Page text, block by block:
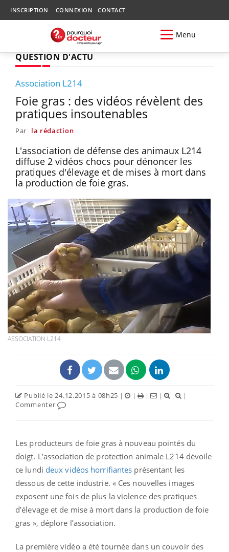
INSCRIPTION CONNEXION CONTACT
Menu
QUESTION D'ACTU
Association L214
Foie gras : des vidéos révèlent des
pratiques insoutenables
Par la rédaction
L'association de défense des animaux L214
diffuse 2 vidéos chocs pour dénoncer les
pratiques d'élevage et de mises à mort dans
la production de foie gras.
ASSOCIATION L214
Publié le 24.12.2015 à 08h25 | | | |
|
Commenter
Les producteurs de foie gras à nouveau pointés du
doigt. L’association de protection animale L214 dévoile
ce lundi deux vidéos horrifiantes présentant les
dessous de cette industrie. « Ces nouvelles images
exposent une fois de plus la violence des pratiques
d’élevage et de mise à mort dans la production de foie
gras », déplore l’association.
La première vidéo a été tournée dans un couvoir des